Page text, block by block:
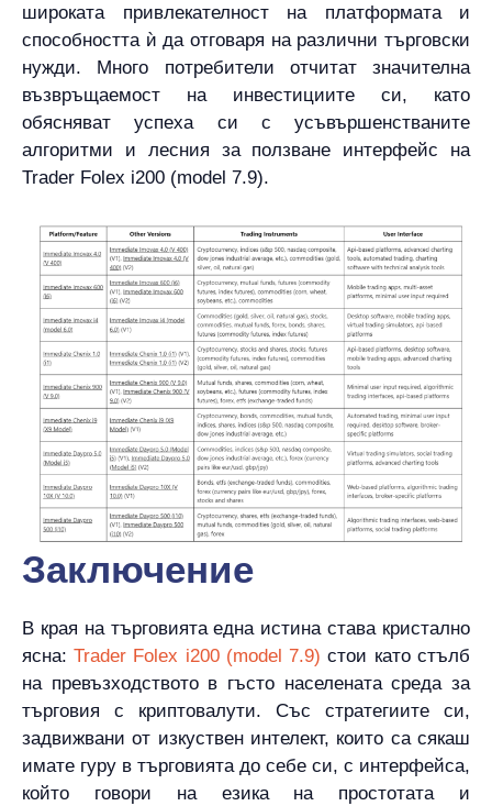
широката привлекателност на платформата и
способността ѝ да отговаря на различни търговски
нужди. Много потребители отчитат значителна
възвръщаемост на инвестициите си, като
обясняват успеха си с усъвършенстваните
алгоритми и лесния за ползване интерфейс на
Trader Folex i200 (model 7.9).
Заключение
В края на търговията една истина става кристално
ясна: Trader Folex i200 (model 7.9) стои като стълб
на превъзходството в гъсто населената среда за
търговия с криптовалути. Със стратегиите си,
задвижвани от изкуствен интелект, които са сякаш
имате гуру в търговията до себе си, с интерфейса,
който говори на езика на простотата и